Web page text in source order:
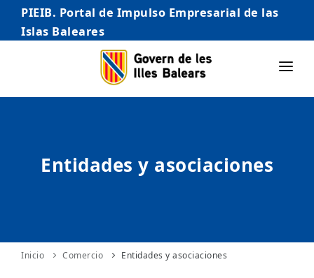
PIEIB. Portal de Impulso Empresarial de las
Islas Baleares
INICIO
AUTÓNOMO/AUTÓNOMA
INTERNACIONALIZACIÓN
Entidades y asociaciones
Inicio Comercio Entidades y asociaciones